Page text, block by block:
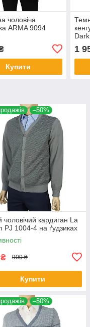
чоловіча
ARMA 9094
Купити
1
–50%
чоловічий кардиган La
PJ 1004-4 на ґудзиках
₴ 900 ₴
Купити
–50%